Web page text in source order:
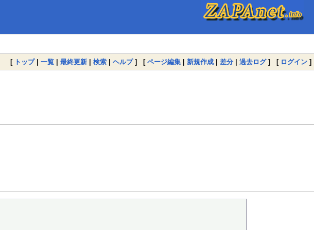
[ トップ| 一覧 | 最終更新 | 検索 | ヘルプ] [ ページ編集 | 新規作成 | 差分 | 過去ログ] [ ログイン ]